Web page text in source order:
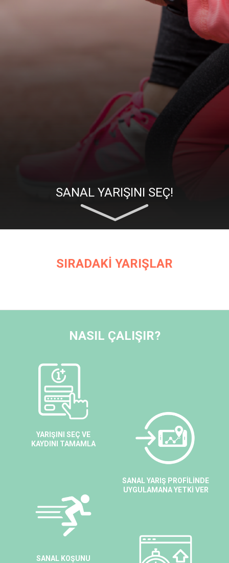
SANAL YARIŞINI SEÇ!
SIRADAKİ YARIŞLAR
NASIL ÇALIŞIR?
YARIŞINI SEÇ VE
KAYDINI TAMAMLA
SANAL YARIŞ PROFİLİNDE
UYGULAMANA YETKİ VER
SANAL KOŞUNU